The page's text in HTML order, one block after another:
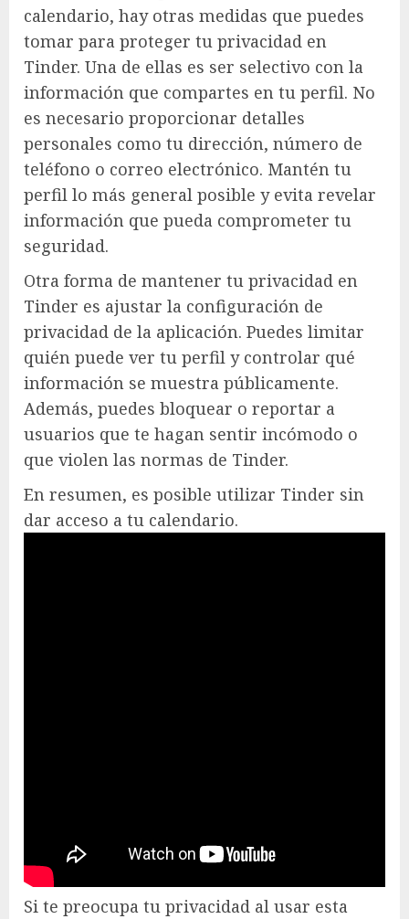
calendario, hay otras medidas que puedes
tomar para proteger tu privacidad en
Tinder. Una de ellas es ser selectivo con la
información que compartes en tu perfil. No
es necesario proporcionar detalles
personales como tu dirección, número de
teléfono o correo electrónico. Mantén tu
perfil lo más general posible y evita revelar
información que pueda comprometer tu
seguridad.
Otra forma de mantener tu privacidad en
Tinder es ajustar la configuración de
privacidad de la aplicación. Puedes limitar
quién puede ver tu perfil y controlar qué
información se muestra públicamente.
Además, puedes bloquear o reportar a
usuarios que te hagan sentir incómodo o
que violen las normas de Tinder.
En resumen, es posible utilizar Tinder sin
dar acceso a tu calendario.
Si te preocupa tu privacidad al usar esta